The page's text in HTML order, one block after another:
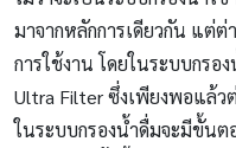
มาจากหลักการเดียวกัน แต่
การใช้งาน โดยในระบบกรอ
Ultra Filter ซึ่งเพียงพอแล้ว
ในระบบกรองน้ำดื่มจะมีขั้นต